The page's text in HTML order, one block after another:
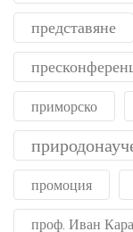
представяне
приморско
промоция
проф. Иван